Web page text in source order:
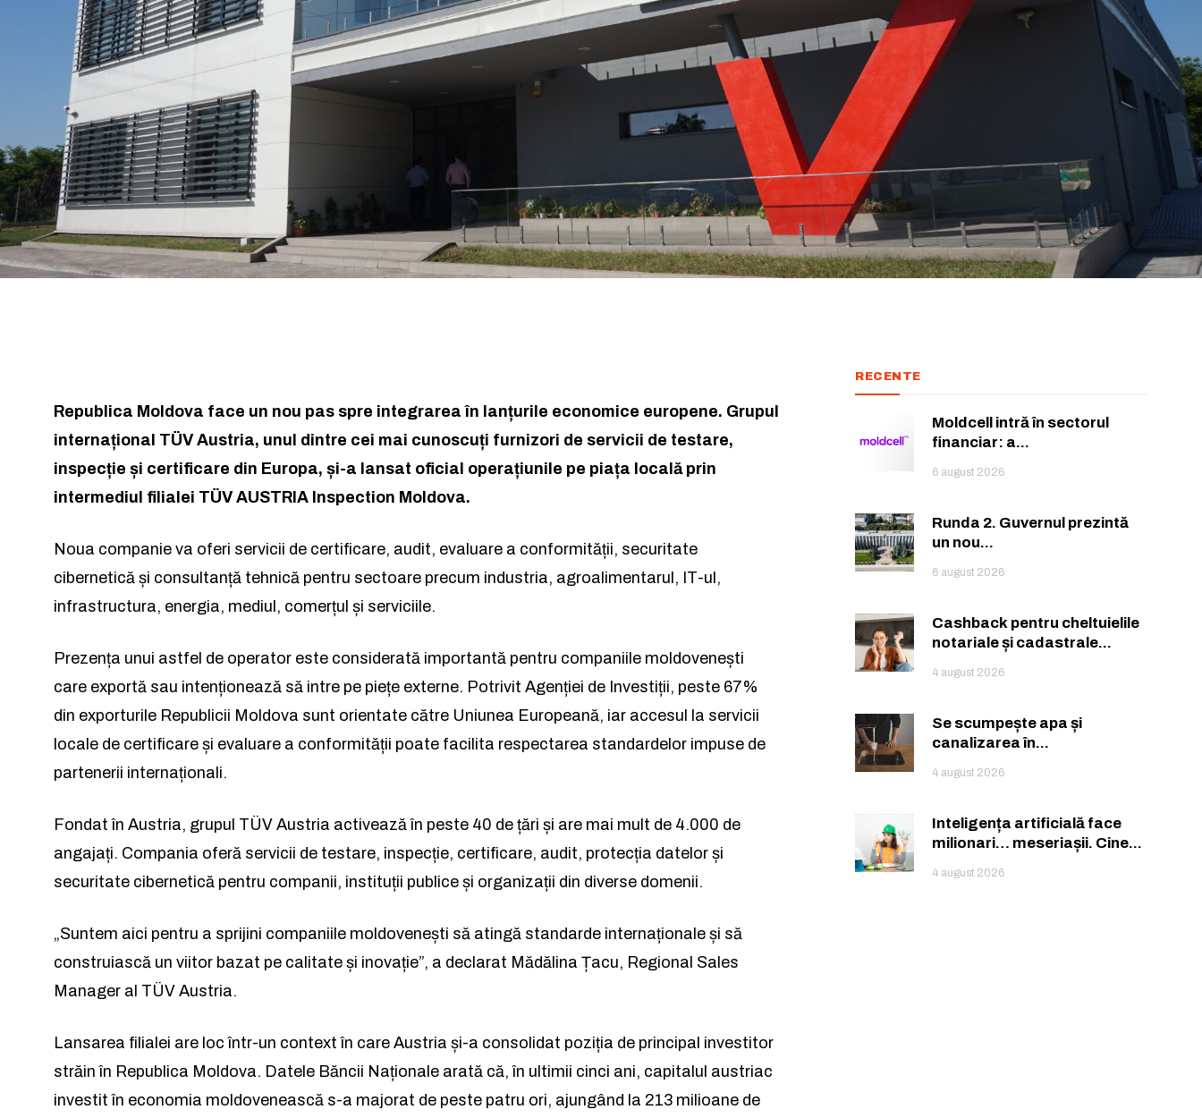
Rămâi conectat la lumea afacerilor și a ideilor care inspiră.
Abonează-te la newsletterul The List și citește știrile altfel.
Rămâi conectat la lumea afacerilor și a ideilor care inspiră.
Abonează-te la newsletterul The List și citește știrile altfel.
afacerilor și a ideilor care inspiră.
Abonează-te
Republica Moldova face un nou pas spre integrarea în lanțurile economice europene. Grupul
internațional TÜV Austria, unul dintre cei mai cunoscuți furnizori de servicii de testare,
inspecție și certificare din Europa, și-a lansat oficial operațiunile pe piața locală prin
intermediul filialei TÜV AUSTRIA Inspection Moldova.
Noua companie va oferi servicii de certificare, audit, evaluare a conformității, securitate
cibernetică și consultanță tehnică pentru sectoare precum industria, agroalimentarul, IT-ul,
infrastructura, energia, mediul, comerțul și serviciile.
Prezența unui astfel de operator este considerată importantă pentru companiile moldovenești
care exportă sau intenționează să intre pe piețe externe. Potrivit Agenției de Investiții, peste 67%
din exporturile Republicii Moldova sunt orientate către Uniunea Europeană, iar accesul la servicii
locale de certificare și evaluare a conformității poate facilita respectarea standardelor impuse de
partenerii internaționali.
Fondat în Austria, grupul TÜV Austria activează în peste 40 de țări și are mai mult de 4.000 de
angajați. Compania oferă servicii de testare, inspecție, certificare, audit, protecția datelor și
securitate cibernetică pentru companii, instituții publice și organizații din diverse domenii.
„Suntem aici pentru a sprijini companiile moldovenești să atingă standarde internaționale și să
construiască un viitor bazat pe calitate și inovație”, a declarat Mădălina Țacu, Regional Sales
Manager al TÜV Austria.
Lansarea filialei are loc într-un context în care Austria și-a consolidat poziția de principal investitor
străin în Republica Moldova. Datele Băncii Naționale arată că, în ultimii cinci ani, capitalul austriac
investit în economia moldovenească s-a majorat de peste patru ori, ajungând la 213 milioane de
RECENTE
Moldcell intră în sectorul
financiar: a...
6 august 2026
Runda 2. Guvernul prezintă
un nou...
6 august 2026
Cashback pentru cheltuielile
notariale și cadastrale...
4 august 2026
Se scumpește apa și
canalizarea în...
4 august 2026
Inteligența artificială face
milionari… meseriașii. Cine...
4 august 2026